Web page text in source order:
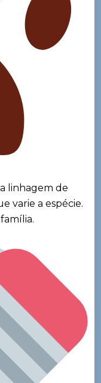
linhagem de
varie a espécie.